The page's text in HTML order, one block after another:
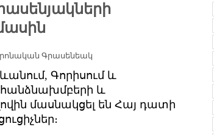
Գրասենեակ
Գորիսում և
և
մասնակցել են Հայ դատի